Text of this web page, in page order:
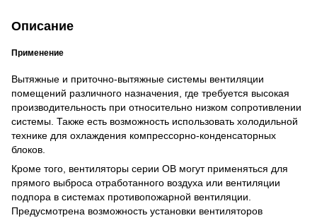
Описание
Применение
Вытяжные и приточно-вытяжные системы вентиляции
помещений различного назначения, где требуется высокая
производительность при относительно низком сопротивлении
системы. Также есть возможность использовать холодильной
технике для охлаждения компрессорно-конденсаторных
блоков.
Кроме того, вентиляторы серии ОВ могут применяться для
прямого выброса отработанного воздуха или вентиляции
подпора в системах противопожарной вентиляции.
Предусмотрена возможность установки вентиляторов